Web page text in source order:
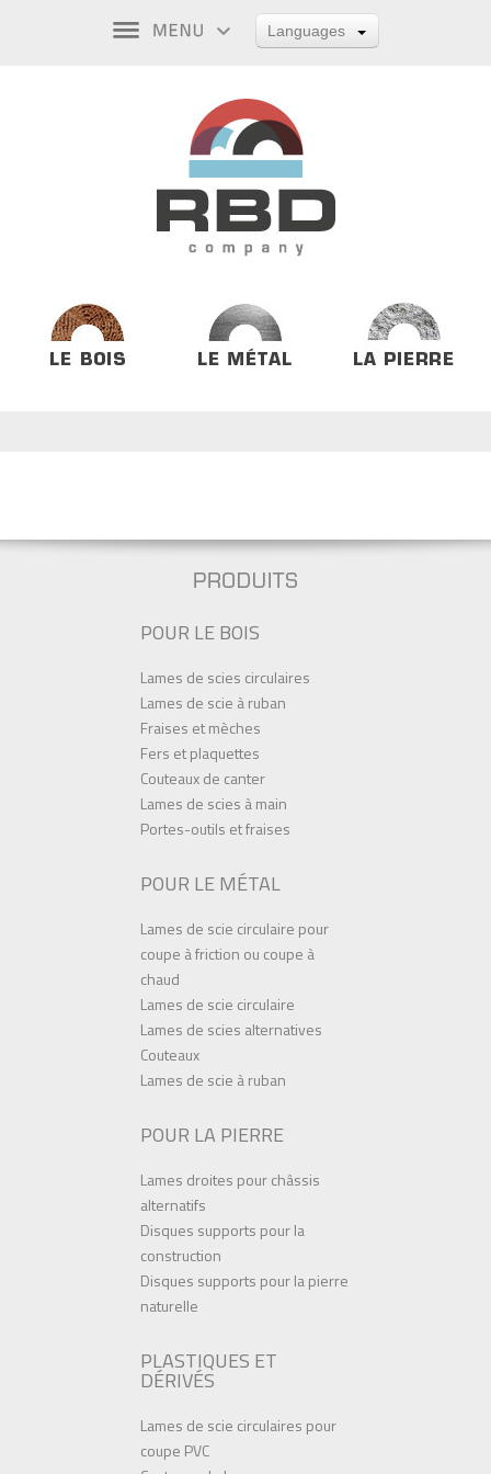
Languages
POUR LE BOIS
Lames de scies circulaires
Lames de scie à ruban
Fraises et mèches
Fers et plaquettes
Couteaux de canter
Lames de scies à main
Portes-outils et fraises
POUR LE MÉTAL
Lames de scie circulaire pour
coupe à friction ou coupe à
chaud
Lames de scie circulaire
Lames de scies alternatives
Couteaux
Lames de scie à ruban
POUR LA PIERRE
Lames droites pour châssis
alternatifs
Disques supports pour la
construction
Disques supports pour la pierre
naturelle
PLASTIQUES ET
DÉRIVÉS
Lames de scie circulaires pour
coupe PVC